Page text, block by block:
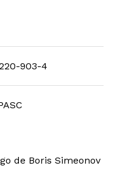
903-4
de Boris Simeonov